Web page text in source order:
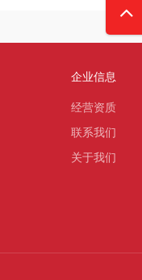
企业信息
经营资质
联系我们
关于我们